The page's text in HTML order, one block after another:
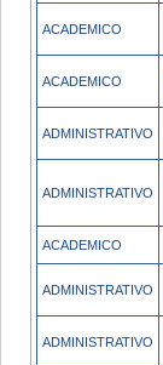
ACADEMICO
ACADEMICO
ADMINISTRATIVO
ADMINISTRATIVO
ACADEMICO
ADMINISTRATIVO
ADMINISTRATIVO